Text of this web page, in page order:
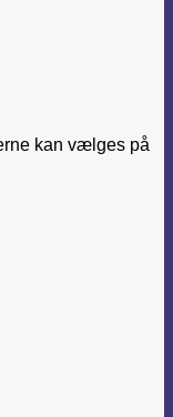
kan vælges på